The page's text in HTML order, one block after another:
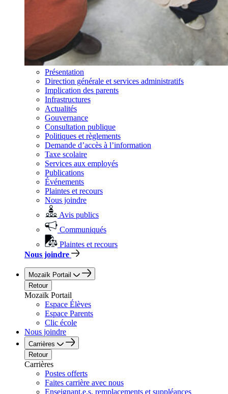
Présentation
Direction générale et services administratifs
Implication des parents
Infrastructures
Actualités
Gouvernance
Consultation publique
Politiques et règlements
Demande d’accès à l’information
Taxe scolaire
Services aux employés
Publications
Événements
Plaintes et recours
Nous joindre
Avis publics
Communiqués
Plaintes et recours
Nous joindre
Mozaïk Portail
Retour
Mozaïk Portail
Espace Élèves
Espace Parents
Clic école
Nous joindre
Carrières
Retour
Carrières
Postes offerts
Faites carrière avec nous
Enseignant.e.s, remplacements et suppléances